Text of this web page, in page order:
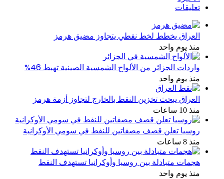
تعليقات
العراق يخطط لخط نفطي يتجاوز مضيق هرمز
منذ يوم واحد
واردات الجزائر من الألواح الشمسية الصينية تهبط 46%
منذ يوم واحد
العراق يبحث تخزين النفط بالخارج لتجاوز أزمة هرمز
منذ 10 ساعات
روسيا تعلن قصف مصفاتين للنفط في سومي الأوكرانية
منذ 8 ساعات
هجمات متبادلة بين روسيا وأوكرانيا تستهدف النفط
منذ يوم واحد